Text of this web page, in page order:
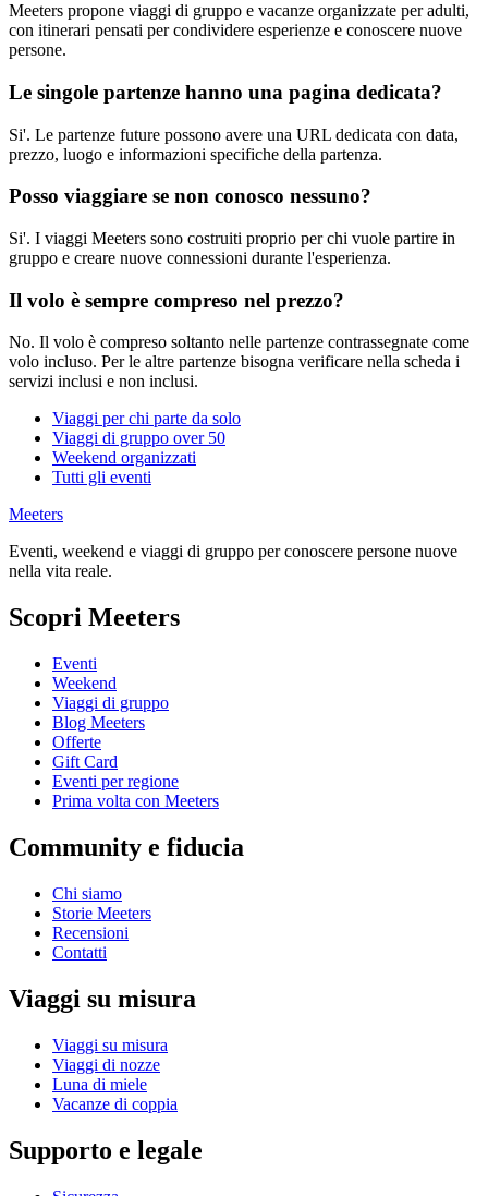
Meeters propone viaggi di gruppo e vacanze organizzate per adulti,
con itinerari pensati per condividere esperienze e conoscere nuove
persone.
Le singole partenze hanno una pagina dedicata?
Si'. Le partenze future possono avere una URL dedicata con data,
prezzo, luogo e informazioni specifiche della partenza.
Posso viaggiare se non conosco nessuno?
Si'. I viaggi Meeters sono costruiti proprio per chi vuole partire in
gruppo e creare nuove connessioni durante l'esperienza.
Il volo è sempre compreso nel prezzo?
No. Il volo è compreso soltanto nelle partenze contrassegnate come
volo incluso. Per le altre partenze bisogna verificare nella scheda i
servizi inclusi e non inclusi.
Viaggi per chi parte da solo
Viaggi di gruppo over 50
Weekend organizzati
Tutti gli eventi
Meeters
Eventi, weekend e viaggi di gruppo per conoscere persone nuove
nella vita reale.
Scopri Meeters
Eventi
Weekend
Viaggi di gruppo
Blog Meeters
Offerte
Gift Card
Eventi per regione
Prima volta con Meeters
Community e fiducia
Chi siamo
Storie Meeters
Recensioni
Contatti
Viaggi su misura
Viaggi su misura
Viaggi di nozze
Luna di miele
Vacanze di coppia
Supporto e legale